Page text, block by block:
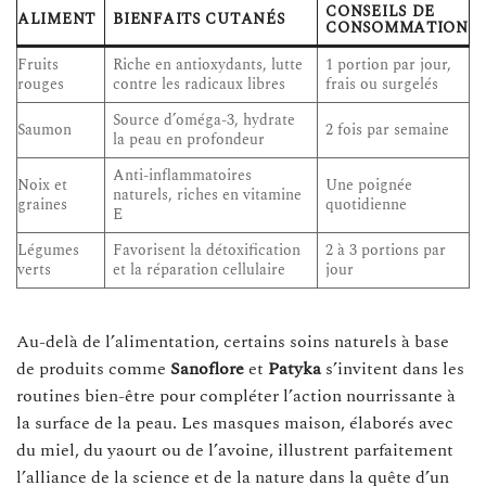
ALIMENT BIENFAITS CUTANÉS CONSEILS DE
CONSOMMATION
Fruits
rouges
Riche en antioxydants, lutte
contre les radicaux libres
1 portion par jour,
frais ou surgelés
Saumon
Source d’oméga-3, hydrate
la peau en profondeur
2 fois par semaine
Noix et
graines
Anti-inflammatoires
naturels, riches en vitamine
E
Une poignée
quotidienne
Légumes
verts
Favorisent la détoxification
et la réparation cellulaire
2 à 3 portions par
jour
Au-delà de l’alimentation, certains soins naturels à base
de produits comme Sanofloreet Patyka s’invitent dans les
routines bien-être pour compléter l’action nourrissante à
la surface de la peau. Les masques maison, élaborés avec
du miel, du yaourt ou de l’avoine, illustrent parfaitement
l’alliance de la science et de la nature dans la quête d’un